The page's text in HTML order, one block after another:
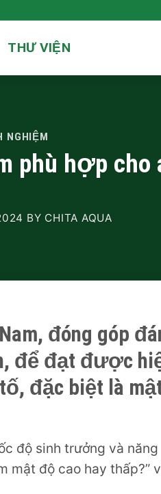
THƯ VIỆN
NGHIỆM
phù hợp cho
BY CHITA AQUA
đóng góp
để đạt được
đặc biệt là
độ sinh trưởng và năng
mật độ cao hay thấp?”